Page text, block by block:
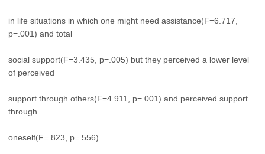
in life situations in which one might need assistance(F=6.717,
p=.001) and total
social support(F=3.435, p=.005) but they perceived a lower level
of perceived
support through others(F=4.911, p=.001) and perceived support
through
oneself(F=.823, p=.556).